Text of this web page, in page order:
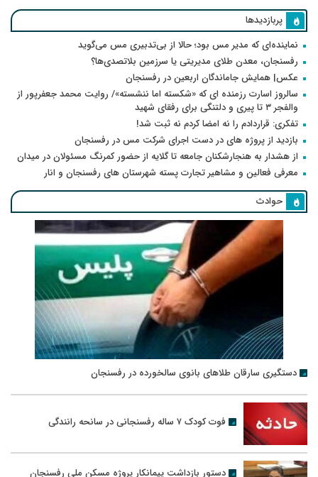
پربازدیدها
نماینده‌ای که مدیر مس بود؛ حالا از بی‌تدبیری مس می‌گوید
رفسنجان، معدن طلای مدیریتی یا سرزمین بلاتصدی‌ها؟
عکس| همایش جاماندگان اربعین در رفسنجان
سالروز اسارت رزمنده ای که «شکسته اما ننشسته»/ روایت محمد جعفرپور از
والفجر ۳ تا پیری و دلتنگی برای رفقای شهید
تفکری: قراردادم را نه امضا کردم نه ثبت شد!
بازدید از پروژه های در دست اجرای شرکت مس در رفسنجان
از هشدار به هنجارشکنان جامعه تا گلایه از حضور کمرنگ مسئولان در میدان
معرفی فعالین و مشاهیر تجارت پسته شهرستان های رفسنجان و انار
حوادث
دستگیری سارقان طلاهای بانوی سالخورده در رفسنجان
فوت کودک ۷ ساله رفسنجانی در سانحه رانندگی
دستور بازداشت پیمانکار پروژه مسکن ملی رفسنجان